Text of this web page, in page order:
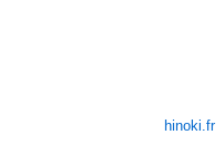
hinoki.fr